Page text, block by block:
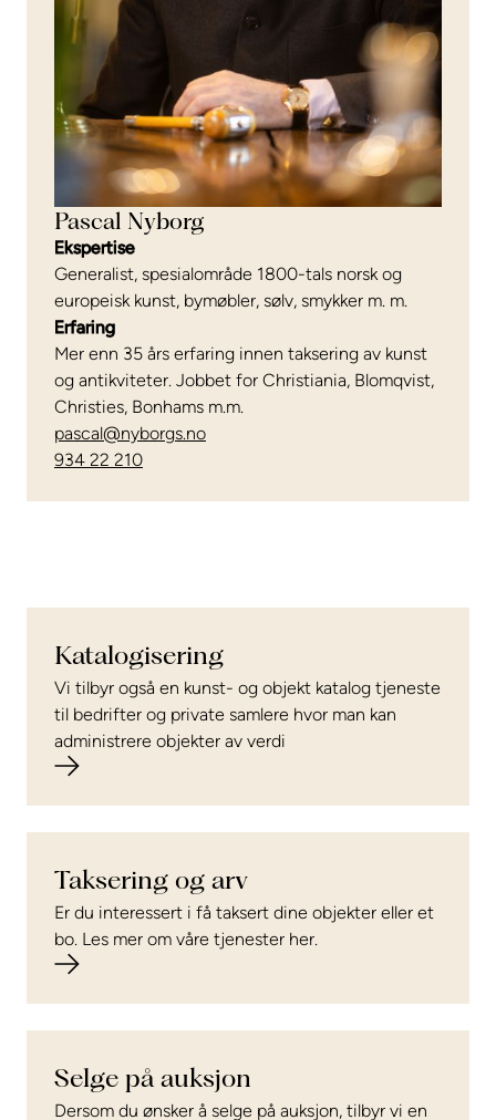
Pascal Nyborg
Ekspertise
Generalist, spesialområde 1800-tals norsk og
europeisk kunst, bymøbler, sølv, smykker m. m.
Erfaring
Mer enn 35 års erfaring innen taksering av kunst
og antikviteter. Jobbet for Christiania, Blomqvist,
Christies, Bonhams m.m.
pascal@nyborgs.no
934 22 210
Katalogisering
Vi tilbyr også en kunst- og objekt katalog tjeneste
til bedrifter og private samlere hvor man kan
administrere objekter av verdi
Taksering og arv
Er du interessert i få taksert dine objekter eller et
bo. Les mer om våre tjenester her.
Selge på auksjon
Dersom du ønsker å selge på auksjon, tilbyr vi en